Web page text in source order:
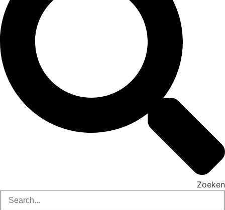
Zoeken